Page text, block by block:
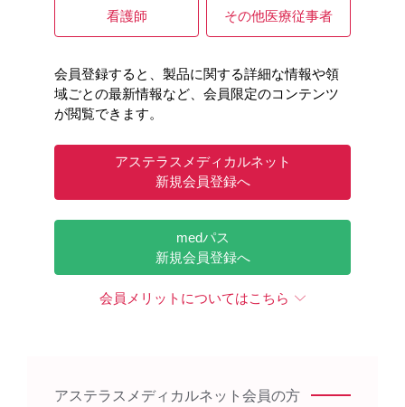
看護師 その他医療従事者
会員登録すると、製品に関する詳細な情報や領
域ごとの最新情報など、会員限定のコンテンツ
が閲覧できます。
アステラスメディカルネット
新規会員登録へ
medパス
新規会員登録へ
会員メリットについてはこちら
アステラスメディカルネット会員の方